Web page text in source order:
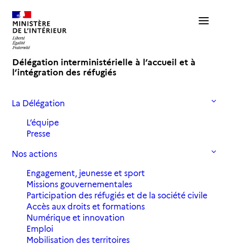
Délégation interministérielle à l’accueil et à
l’intégration des réfugiés
La Délégation
L’équipe
Presse
Nos actions
Engagement, jeunesse et sport
Missions gouvernementales
Participation des réfugiés et de la société civile
Accès aux droits et formations
Numérique et innovation
Emploi
Mobilisation des territoires
Accueil
30 mai 2019 in 2019